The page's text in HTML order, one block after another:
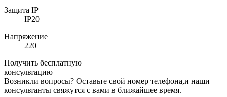
Защита IP
IP20
Напряжение
220
Получить бесплатную
консультацию
Возникли вопросы? Оставьте свой номер телефона,и наши
консультанты свяжутся с вами в ближайшее время.